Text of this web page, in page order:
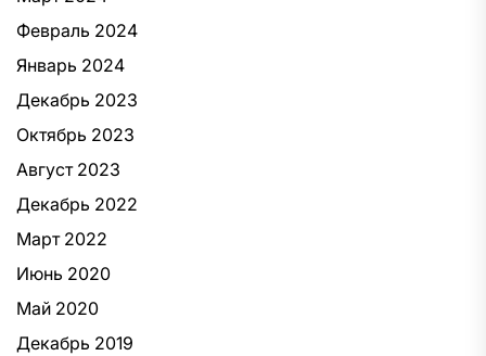
Февраль 2024
Январь 2024
Декабрь 2023
Октябрь 2023
Август 2023
Декабрь 2022
Март 2022
Июнь 2020
Май 2020
Декабрь 2019